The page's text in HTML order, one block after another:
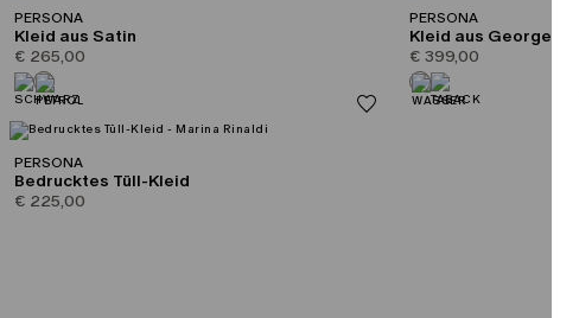
PERSONA
Kleid aus Satin
€ 265,00
PERSONA
Kleid aus Georgette
€ 399,00
PERSONA
Bedrucktes Tüll-Kleid
€ 225,00